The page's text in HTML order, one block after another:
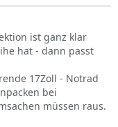
ist ganz klar
hat - dann passt
17Zoll - Notrad
bei
müssen raus.